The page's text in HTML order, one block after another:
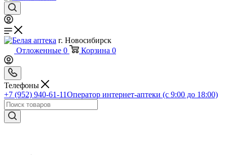
г. Новосибирск
Отложенные 0 Корзина 0
Телефоны
+7 (952) 940-61-11Оператор интернет-аптеки (с 9:00 до 18:00)